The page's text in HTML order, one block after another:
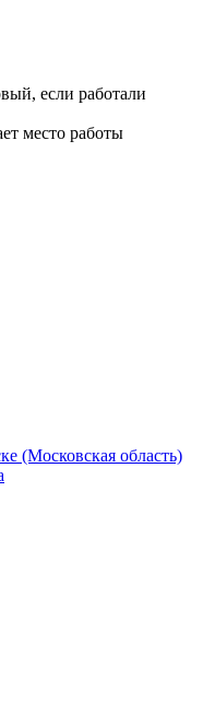
если работали
место работы
(Московская область)